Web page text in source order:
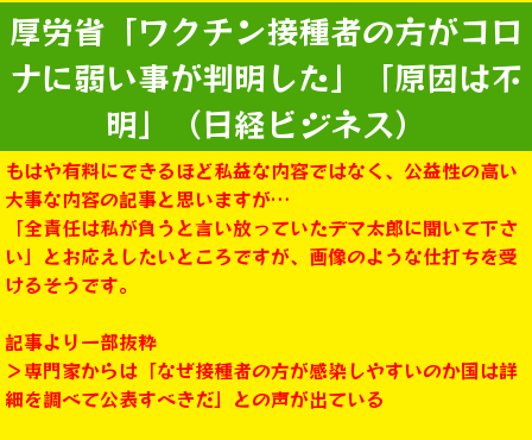
厚労省「ワクチン接種者の方がコロ
ナに弱い事が判明した」「原因は不
明」（日経ビジネス）
もはや有料にできるほど私益な内容ではなく、公益性の高い
大事な内容の記事と思いますが…
「全責任は私が負うと言い放っていたデマ太郎に聞いて下さ
い」とお応えしたいところですが、画像のような仕打ちを受
けるそうです。
記事より一部抜粋
＞専門家からは「なぜ接種者の方が感染しやすいのか国は詳
細を調べて公表すべきだ」との声が出ている